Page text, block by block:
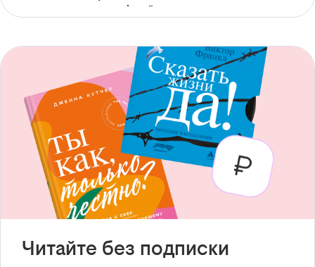
с доступом офлайн
Читайте без подписки